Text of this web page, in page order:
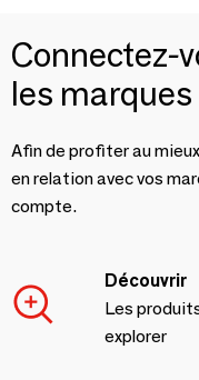
Connectez-
les marques
Afin de profiter au
en relation avec vos
compte.
Découvrir
Les
explorer